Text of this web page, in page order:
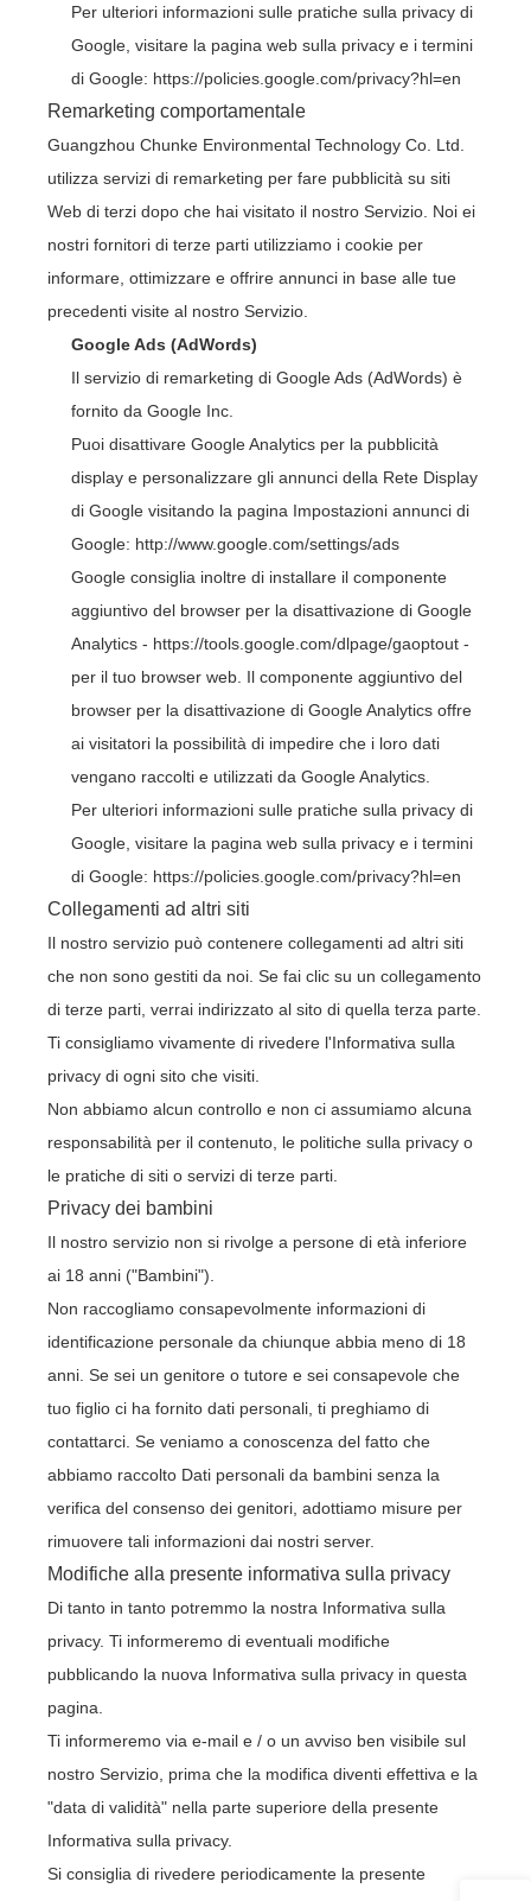
Per ulteriori informazioni sulle pratiche sulla privacy di
Google, visitare la pagina web sulla privacy e i termini
di Google: https://policies.google.com/privacy?hl=en
Remarketing comportamentale
Guangzhou Chunke Environmental Technology Co. Ltd.
utilizza servizi di remarketing per fare pubblicità su siti
Web di terzi dopo che hai visitato il nostro Servizio. Noi ei
nostri fornitori di terze parti utilizziamo i cookie per
informare, ottimizzare e offrire annunci in base alle tue
precedenti visite al nostro Servizio.
Google Ads (AdWords)
Il servizio di remarketing di Google Ads (AdWords) è
fornito da Google Inc.
Puoi disattivare Google Analytics per la pubblicità
display e personalizzare gli annunci della Rete Display
di Google visitando la pagina Impostazioni annunci di
Google: http://www.google.com/settings/ads
Google consiglia inoltre di installare il componente
aggiuntivo del browser per la disattivazione di Google
Analytics - https://tools.google.com/dlpage/gaoptout -
per il tuo browser web. Il componente aggiuntivo del
browser per la disattivazione di Google Analytics offre
ai visitatori la possibilità di impedire che i loro dati
vengano raccolti e utilizzati da Google Analytics.
Per ulteriori informazioni sulle pratiche sulla privacy di
Google, visitare la pagina web sulla privacy e i termini
di Google: https://policies.google.com/privacy?hl=en
Collegamenti ad altri siti
Il nostro servizio può contenere collegamenti ad altri siti
che non sono gestiti da noi. Se fai clic su un collegamento
di terze parti, verrai indirizzato al sito di quella terza parte.
Ti consigliamo vivamente di rivedere l'Informativa sulla
privacy di ogni sito che visiti.
Non abbiamo alcun controllo e non ci assumiamo alcuna
responsabilità per il contenuto, le politiche sulla privacy o
le pratiche di siti o servizi di terze parti.
Privacy dei bambini
Il nostro servizio non si rivolge a persone di età inferiore
ai 18 anni ("Bambini").
Non raccogliamo consapevolmente informazioni di
identificazione personale da chiunque abbia meno di 18
anni. Se sei un genitore o tutore e sei consapevole che
tuo figlio ci ha fornito dati personali, ti preghiamo di
contattarci. Se veniamo a conoscenza del fatto che
abbiamo raccolto Dati personali da bambini senza la
verifica del consenso dei genitori, adottiamo misure per
rimuovere tali informazioni dai nostri server.
Modifiche alla presente informativa sulla privacy
Di tanto in tanto potremmo la nostra Informativa sulla
privacy. Ti informeremo di eventuali modifiche
pubblicando la nuova Informativa sulla privacy in questa
pagina.
Ti informeremo via e-mail e / o un avviso ben visibile sul
nostro Servizio, prima che la modifica diventi effettiva e la
"data di validità" nella parte superiore della presente
Informativa sulla privacy.
Si consiglia di rivedere periodicamente la presente